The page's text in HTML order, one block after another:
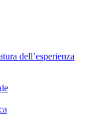
dell’esperienza